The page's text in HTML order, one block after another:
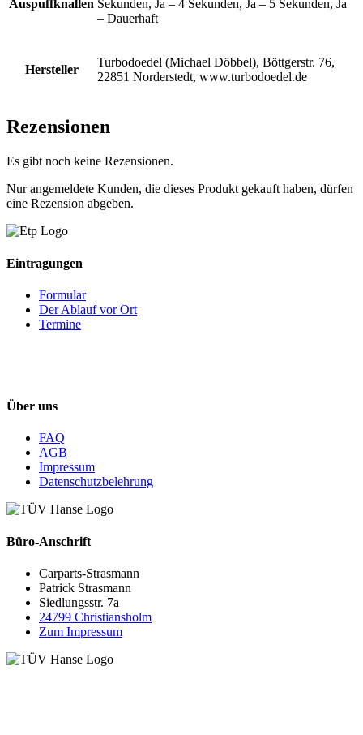
Auspuffknallen Sekunden, Ja – 4 Sekunden, Ja – 5 Sekunden, Ja
– Dauerhaft
Hersteller
Turbodoedel (Michael Döbbel), Böttgerstr. 76,
22851 Norderstedt, www.turbodoedel.de
Rezensionen
Es gibt noch keine Rezensionen.
Nur angemeldete Kunden, die dieses Produkt gekauft haben, dürfen
eine Rezension abgeben.
Eintragungen
Formular
Der Ablauf vor Ort
Termine
Über uns
FAQ
AGB
Impressum
Datenschutzbelehrung
Büro-Anschrift
Carparts-Strasmann
Patrick Strasmann
Siedlungsstr. 7a
24799 Christiansholm
Zum Impressum